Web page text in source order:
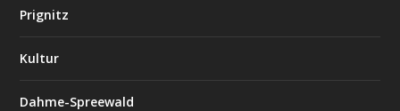
Prignitz
Kultur
Dahme-Spreewald